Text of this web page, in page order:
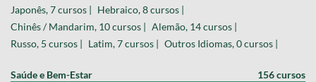
Japonês, 7 cursos | Hebraico, 8 cursos |
Chinês / Mandarim, 10 cursos | Alemão, 14 cursos |
Russo, 5 cursos | Latim, 7 cursos | Outros Idiomas, 0 cursos |
Saúde e Bem-Estar 156 cursos